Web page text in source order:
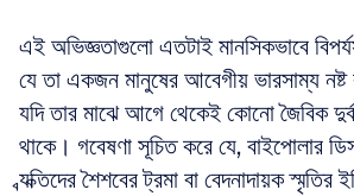
এই অভিজ্ঞতাগুলো এতটাই মানসিকভাবে
যে তা একজন মানুষের আবেগীয় ভারসাম্য নষ্ট
যদি তার মাঝে আগে থেকেই কোনো জৈবিক
থাকে। গবেষণা সূচিত করে যে, বাইপোলার
ব্যক্তিদের শৈশবের ট্রমা বা বেদনাদায়ক স্মৃতির